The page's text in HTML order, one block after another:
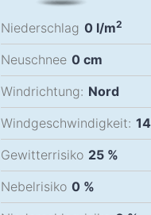
Niederschlag 0 l/m2
Neuschnee 0 cm
Windrichtung: Nord
Windgeschwindigkeit: 14
Gewitterrisiko 25 %
Nebelrisiko 0 %